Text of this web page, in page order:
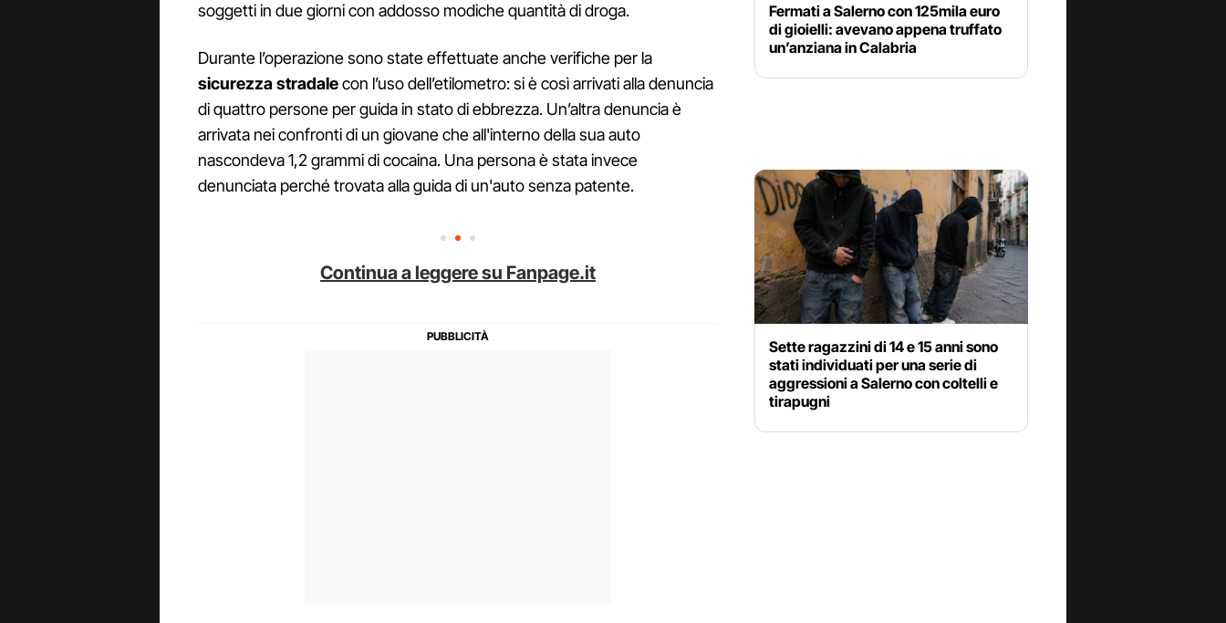
soggetti in due giorni con addosso modiche quantità di droga.
Durante l’operazione sono state effettuate anche verifiche per la
sicurezza stradalecon l’uso dell’etilometro: si è così arrivati alla denuncia
di quattro persone per guida in stato di ebbrezza. Un’altra denuncia è
arrivata nei confronti di un giovane che all'interno della sua auto
nascondeva 1,2 grammi di cocaina. Una persona è stata invece
denunciata perché trovata alla guida di un'auto senza patente.
Continua a leggere su Fanpage.it
Fermati a Salerno con 125mila euro
di gioielli: avevano appena truffato
un’anziana in Calabria
Sette ragazzini di 14 e 15 anni sono
stati individuati per una serie di
aggressioni a Salerno con coltelli e
tirapugni